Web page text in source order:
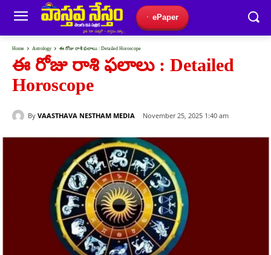
ePaper
Home Astrology ఈ రోజు రాశి ఫలాలు : Detailed Horoscope
ఈ రోజు రాశి ఫలాలు : Detailed
Horoscope
By VAASTHAVA NESTHAM MEDIA November 25, 2025 1:40 am